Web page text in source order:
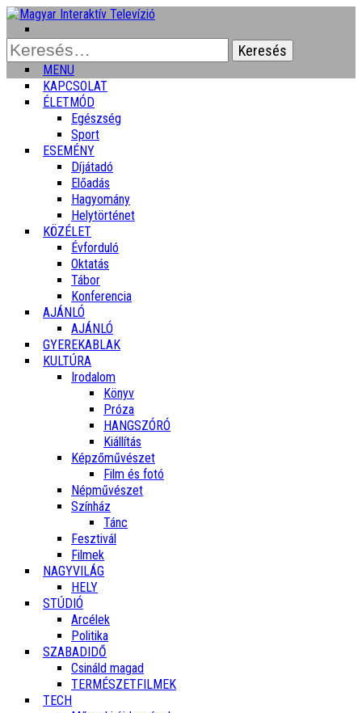
Keresés:
MENU
KAPCSOLAT
ÉLETMÓD
Egészség
Sport
ESEMÉNY
Díjátadó
Előadás
Hagyomány
Helytörténet
KÖZÉLET
Évforduló
Oktatás
Tábor
Konferencia
AJÁNLÓ
AJÁNLÓ
GYEREKABLAK
KULTÚRA
Irodalom
Könyv
Próza
HANGSZÓRÓ
Kiállítás
Képzőművészet
Film és fotó
Népművészet
Színház
Tánc
Fesztivál
Filmek
NAGYVILÁG
HELY
STÚDIÓ
Arcélek
Politika
SZABADIDŐ
Csináld magad
TERMÉSZETFILMEK
TECH